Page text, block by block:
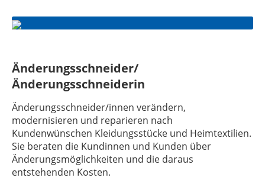
Änderungsschneider/
Änderungsschneiderin
Änderungsschneider/innen verändern,
modernisieren und reparieren nach
Kundenwünschen Kleidungsstücke und Heimtextilien.
Sie beraten die Kundinnen und Kunden über
Änderungsmöglichkeiten und die daraus
entstehenden Kosten.